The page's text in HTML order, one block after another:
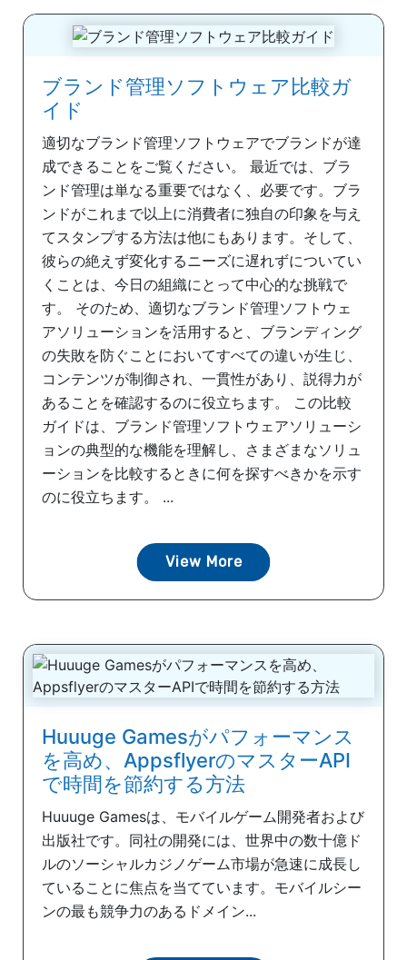
ブランド管理ソフトウェア比較ガ
イド
適切なブランド管理ソフトウェアでブランドが達
成できることをご覧ください。 最近では、ブラ
ンド管理は単なる重要ではなく、必要です。ブラ
ンドがこれまで以上に消費者に独自の印象を与え
てスタンプする方法は他にもあります。そして、
彼らの絶えず変化するニーズに遅れずについてい
くことは、今日の組織にとって中心的な挑戦で
す。 そのため、適切なブランド管理ソフトウェ
アソリューションを活用すると、ブランディング
の失敗を防ぐことにおいてすべての違いが生じ、
コンテンツが制御され、一貫性があり、説得力が
あることを確認するのに役立ちます。 この比較
ガイドは、ブランド管理ソフトウェアソリューシ
ョンの典型的な機能を理解し、さまざまなソリュ
ーションを比較するときに何を探すべきかを示す
のに役立ちます。 ...
View More
Huuuge Gamesがパフォーマンス
を高め、AppsflyerのマスターAPI
で時間を節約する方法
Huuuge Gamesは、モバイルゲーム開発者および
出版社です。同社の開発には、世界中の数十億ド
ルのソーシャルカジノゲーム市場が急速に成長し
ていることに焦点を当てています。モバイルシー
ンの最も競争力のあるドメイン...